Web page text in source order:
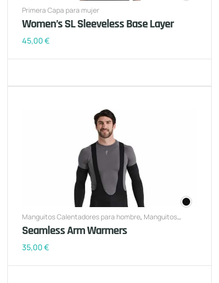
Primera Capa para mujer
Women’s SL Sleeveless Base Layer
45,00€
Manguitos Calentadores para hombre, Manguitos
Calentadores para mujer
Seamless Arm Warmers
35,00€